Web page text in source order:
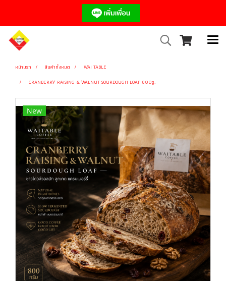
หน้าแรก สินค้าทั้งหมด
WAI TABLE
CRANBERRY RAISING & WALNUT SOURDOUGH LOAF 800g.
New